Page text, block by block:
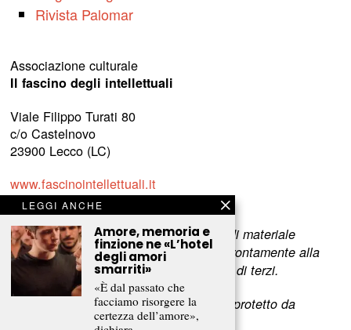
Rivista Palomar
Associazione culturale
Il fascino degli intellettuali
Viale Filippo Turati 80
c/o Castelnovo
23900 Lecco (LC)
www.fascinointellettuali.it
info[at]fascinointellettuali.it
Per segnalare eventuali errori nell’uso di materiale
riservato,scriveteci e provvederemo prontamente alla
rimozione del materiale lesivo dei diritti di terzi.
L’intero contenuto di questo sito web è protetto da
LEGGI ANCHE
Amore, memoria e
finzione ne «L’hotel
degli amori
smarriti»
«È dal passato che
facciamo risorgere la
certezza dell’amore»,